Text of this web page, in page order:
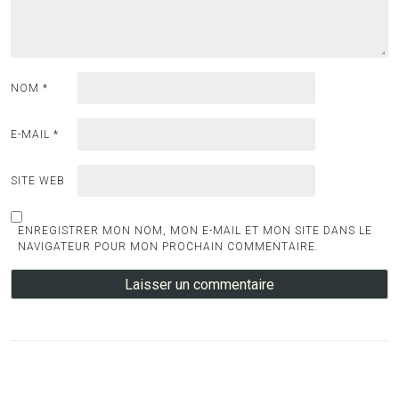
NOM *
E-MAIL *
SITE WEB
ENREGISTRER MON NOM, MON E-MAIL ET MON SITE DANS LE
NAVIGATEUR POUR MON PROCHAIN COMMENTAIRE.